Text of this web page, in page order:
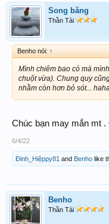
Song băng
Thần Tài
Benho nói: ↑
Mình chiêm bao có mà
chuột vừa). Chung quy
nhầm còn hơn bỏ sót...
Chúc bạn may mắn mt
6/4/22
Đinh_Hiệppy81 and Benho like
Benho
Thần Tài